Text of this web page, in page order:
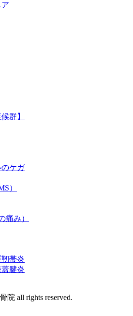
群】
ケガ
）
痛み）
帯炎
腱炎
院 all rights reserved.